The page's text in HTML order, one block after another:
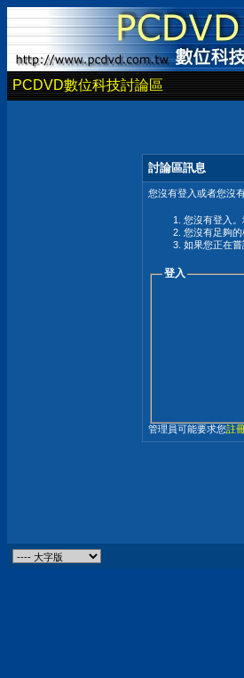
PCDVD數位科技討論區
討論區訊息
您沒有登入或者您沒
您沒有登入。
您沒有足夠
如果您正在
登入
管理員可能要求您註